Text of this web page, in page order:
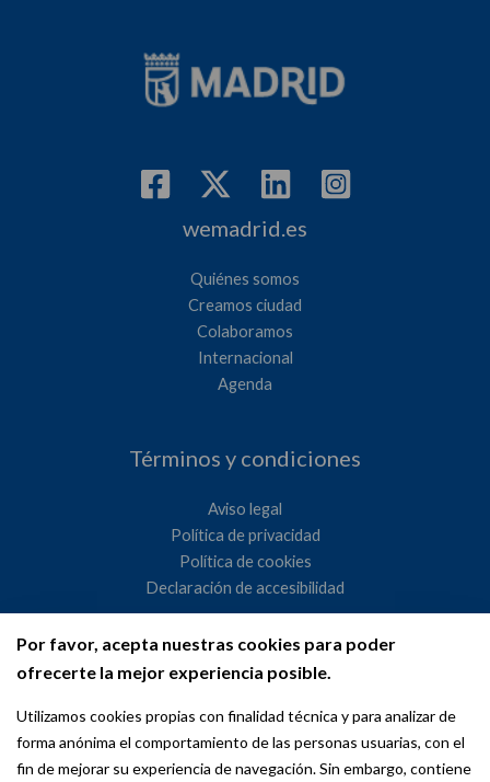
Por favor, acepta nuestras cookies para poder
ofrecerte la mejor experiencia posible.
Utilizamos cookies propias con finalidad técnica y para analizar de
forma anónima el comportamiento de las personas usuarias, con el
fin de mejorar su experiencia de navegación. Sin embargo, contiene
wemadrid.es
Quiénes somos
Creamos ciudad
Colaboramos
Internacional
Agenda
Términos y condiciones
Aviso legal
Política de privacidad
Política de cookies
Declaración de accesibilidad
Ayuntamiento de Madrid
WeMadrid es un sitio web del Ayuntamiento de Madrid
dedicado a las relaciones institucionales y la actividad
internacional del Alcalde. ​